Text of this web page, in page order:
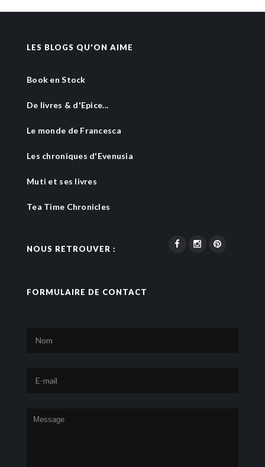
LES BLOGS QU'ON AIME
Book en Stock
De livres & d'Epice...
Le monde de Francesca
Les chroniques d'Evenusia
Muti et ses livres
Tea Time Chronicles
NOUS RETROUVER :
FORMULAIRE DE CONTACT